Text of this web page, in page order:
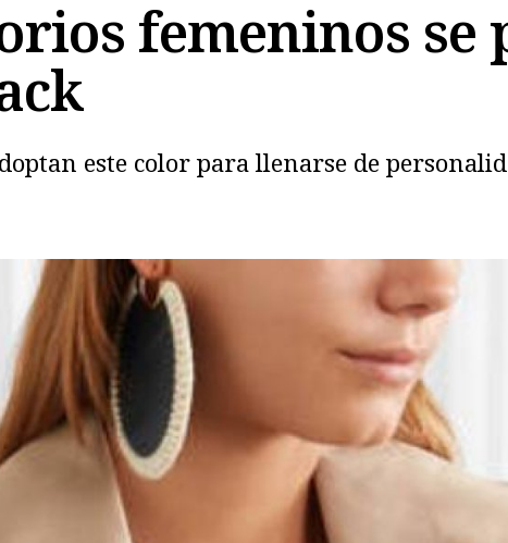
femeninos
este color para llenarse de
Copiar